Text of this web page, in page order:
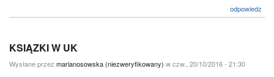
odpowiedz
KSIĄZKI W UK
Wysłane przez marianosowska (niezweryfikowany) w czw., 20/10/2016 - 21:30